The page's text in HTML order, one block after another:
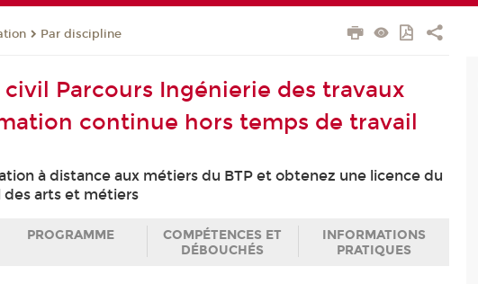
Par discipline
civil Parcours Ingénierie des travaux
continue hors temps de travail
à distance aux métiers du BTP et obtenez une licence du
des arts et métiers
PROGRAMME
COMPÉTENCES ET
DÉBOUCHÉS
INFORMATIONS
PRATIQUES